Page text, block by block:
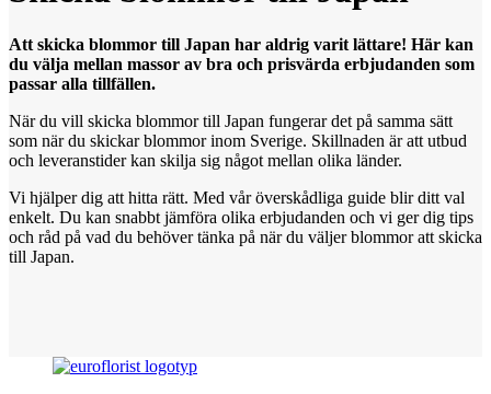
Att skicka blommor till Japan har aldrig varit lättare! Här kan
du välja mellan massor av bra och prisvärda erbjudanden som
passar alla tillfällen.
När du vill skicka blommor till Japan fungerar det på samma sätt
som när du skickar blommor inom Sverige. Skillnaden är att utbud
och leveranstider kan skilja sig något mellan olika länder.
Vi hjälper dig att hitta rätt. Med vår överskådliga guide blir ditt val
enkelt. Du kan snabbt jämföra olika erbjudanden och vi ger dig tips
och råd på vad du behöver tänka på när du väljer blommor att skicka
till Japan.